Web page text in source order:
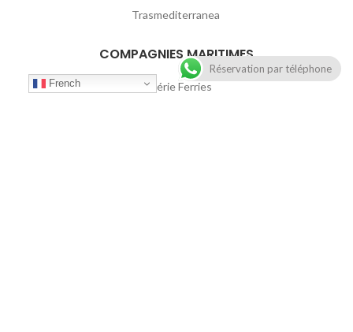
Trasmediterranea
COMPAGNIES MARITIMES
Algérie Ferries
French
Réservation par téléphone